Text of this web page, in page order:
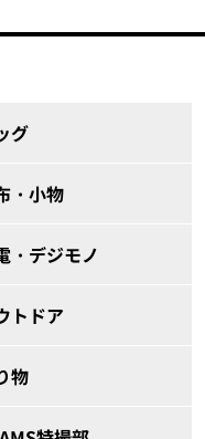
グ
・小物
・デジモノ
トドア
物